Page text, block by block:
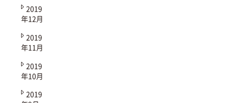
2019
年12月
2019
年11月
2019
年10月
2019